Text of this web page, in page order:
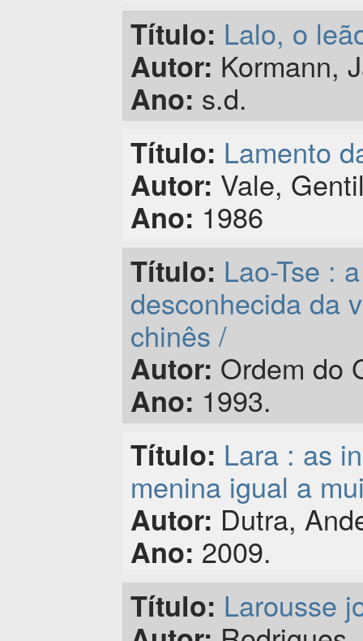
Título: Lalo, o
Autor: Kormann,
Ano: s.d.
Título: Lamento
Autor: Vale,
Ano: 1986
Título: Lao-Tse :
desconhecida da
chinês /
Autor: Ordem do
Ano: 1993.
Título: Lara : as
menina igual a
Autor: Dutra,
Ano: 2009.
Título: Larousse